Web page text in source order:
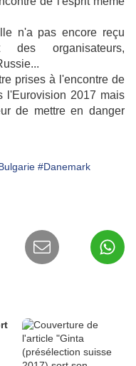
n'a pas encore reçu
des organisateurs,
prises à l'encontre de
l'Eurovision 2017 mais
de mettre en danger
#Danemark